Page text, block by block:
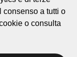
consenso a tutti o
o consulta